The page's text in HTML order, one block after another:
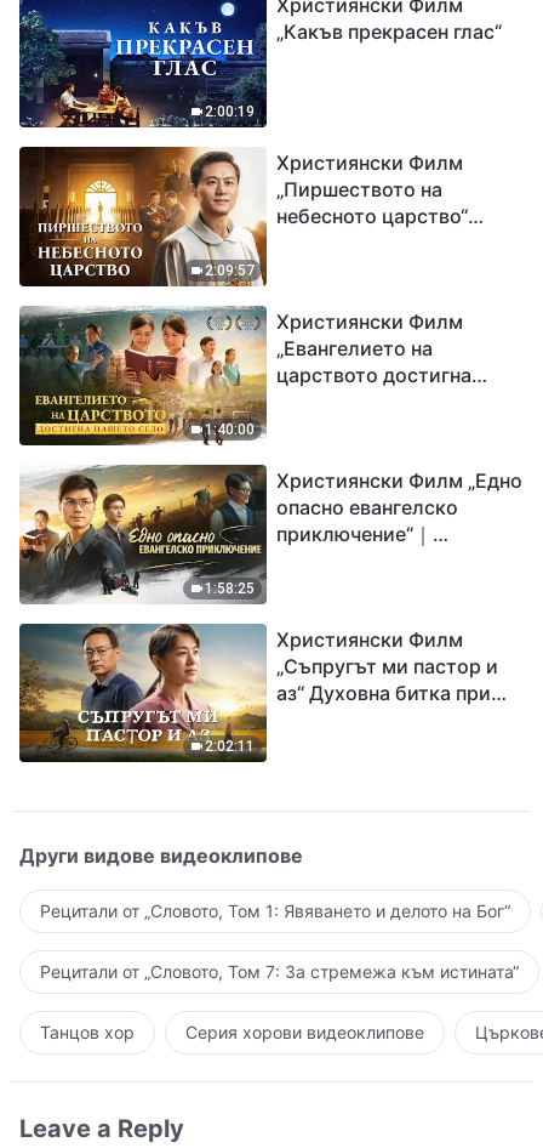
2:00:19
„Какъв прекрасен глас“
2:09:57
Християнски Филм
„Пиршеството на
небесното царство“
1:40:00
Християнски Филм
„Евангелието на
царството достигна
1:58:25
Християнски Филм „Едно
опасно евангелско
приключение“｜
Исус
2:02:11
Християнски Филм
„Съпругът ми пастор и
аз“ Духовна битка при
Други видове видеоклипове
Рецитали от „Словото, Том 1: Явяването и делото на Бог“
Рецитали от „Словото, Том 7: За стремежа към истината“
Танцов хор Серия хорови видеоклипове
Leave a Reply